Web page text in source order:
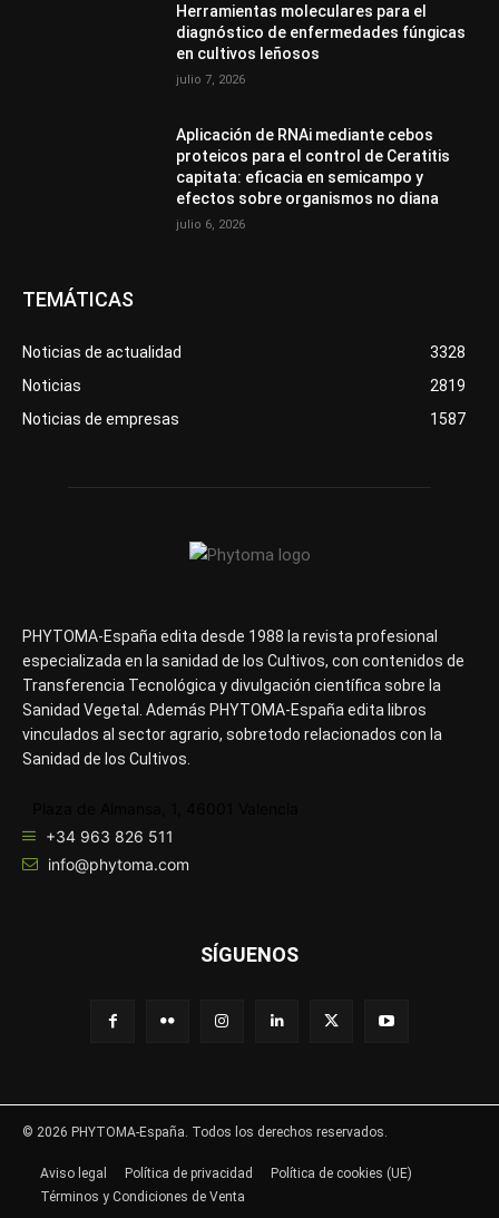
Herramientas moleculares para el
diagnóstico de enfermedades fúngicas
en cultivos leñosos
julio 7, 2026
Aplicación de RNAi mediante cebos
proteicos para el control de Ceratitis
capitata: eficacia en semicampo y
efectos sobre organismos no diana
julio 6, 2026
TEMÁTICAS
Noticias de actualidad
3328
Noticias
2819
Noticias de empresas
1587
PHYTOMA-España edita desde 1988 la revista profesional
especializada en la sanidad de los Cultivos, con contenidos de
Transferencia Tecnológica y divulgación científica sobre la
Sanidad Vegetal. Además PHYTOMA-España edita libros
vinculados al sector agrario, sobretodo relacionados con la
Sanidad de los Cultivos.
+34 963 826 511
info@phytoma.com
SÍGUENOS
© 2026 PHYTOMA-España. Todos los derechos reservados.
Aviso legal Política de privacidad
Política de cookies (UE)
Términos y Condiciones de Venta